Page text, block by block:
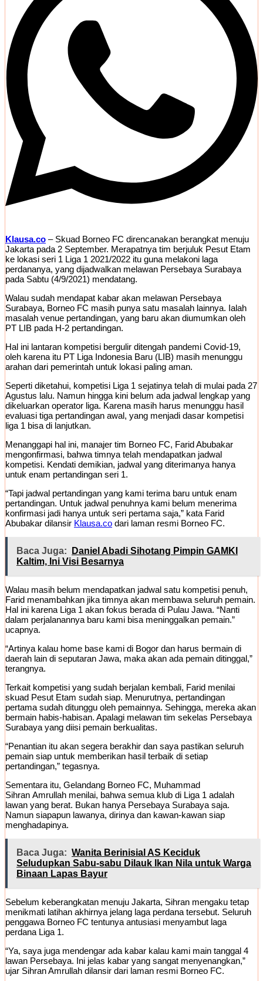
Klausa.co – Skuad Borneo FC direncanakan berangkat menuju
Jakarta pada 2 September. Merapatnya tim berjuluk Pesut Etam
ke lokasi seri 1 Liga 1 2021/2022 itu guna melakoni laga
perdananya, yang dijadwalkan melawan Persebaya Surabaya
pada Sabtu (4/9/2021) mendatang.
Walau sudah mendapat kabar akan melawan Persebaya
Surabaya, Borneo FC masih punya satu masalah lainnya. Ialah
masalah venue pertandingan, yang baru akan diumumkan oleh
PT LIB pada H-2 pertandingan.
Hal ini lantaran kompetisi bergulir ditengah pandemi Covid-19,
oleh karena itu PT Liga Indonesia Baru (LIB) masih menunggu
arahan dari pemerintah untuk lokasi paling aman.
Seperti diketahui, kompetisi Liga 1 sejatinya telah di mulai pada 27
Agustus lalu. Namun hingga kini belum ada jadwal lengkap yang
dikeluarkan operator liga. Karena masih harus menunggu hasil
evaluasi tiga pertandingan awal, yang menjadi dasar kompetisi
liga 1 bisa di lanjutkan.
Menanggapi hal ini, manajer tim Borneo FC, Farid Abubakar
mengonfirmasi, bahwa timnya telah mendapatkan jadwal
kompetisi. Kendati demikian, jadwal yang diterimanya hanya
untuk enam pertandingan seri 1.
“Tapi jadwal pertandingan yang kami terima baru untuk enam
pertandingan. Untuk jadwal penuhnya kami belum menerima
konfirmasi jadi hanya untuk seri pertama saja,” kata Farid
Abubakar dilansir Klausa.co dari laman resmi Borneo FC.
Baca Juga:
Daniel Abadi Sihotang Pimpin GAMKI
Kaltim, Ini Visi Besarnya
Walau masih belum mendapatkan jadwal satu kompetisi penuh,
Farid menambahkan jika timnya akan membawa seluruh pemain.
Hal ini karena Liga 1 akan fokus berada di Pulau Jawa. “Nanti
dalam perjalanannya baru kami bisa meninggalkan pemain.”
ucapnya.
“Artinya kalau home base kami di Bogor dan harus bermain di
daerah lain di seputaran Jawa, maka akan ada pemain ditinggal,”
terangnya.
Terkait kompetisi yang sudah berjalan kembali, Farid menilai
skuad Pesut Etam sudah siap. Menurutnya, pertandingan
pertama sudah ditunggu oleh pemainnya. Sehingga, mereka akan
bermain habis-habisan. Apalagi melawan tim sekelas Persebaya
Surabaya yang diisi pemain berkualitas.
“Penantian itu akan segera berakhir dan saya pastikan seluruh
pemain siap untuk memberikan hasil terbaik di setiap
pertandingan,” tegasnya.
Sementara itu, Gelandang Borneo FC, Muhammad
Sihran Amrullah menilai, bahwa semua klub di Liga 1 adalah
lawan yang berat. Bukan hanya Persebaya Surabaya saja.
Namun siapapun lawanya, dirinya dan kawan-kawan siap
menghadapinya.
Baca Juga: Wanita Berinisial AS Keciduk
Seludupkan Sabu-sabu Dilauk Ikan Nila untuk Warga
Binaan Lapas Bayur
Sebelum keberangkatan menuju Jakarta, Sihran mengaku tetap
menikmati latihan akhirnya jelang laga perdana tersebut. Seluruh
penggawa Borneo FC tentunya antusiasi menyambut laga
perdana Liga 1.
“Ya, saya juga mendengar ada kabar kalau kami main tanggal 4
lawan Persebaya. Ini jelas kabar yang sangat menyenangkan,”
ujar Sihran Amrullah dilansir dari laman resmi Borneo FC.